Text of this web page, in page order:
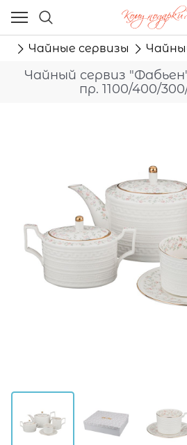
Чайные сервизы
Чайный сервиз
пр. 1100/400/
Ваш город - Москва,
угадали?
ДА НЕТ